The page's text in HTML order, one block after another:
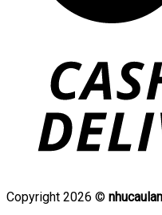
Copyright 2026 ©